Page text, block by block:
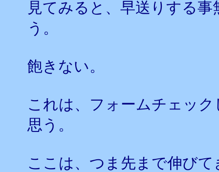
見てみると、早送りする
う。
飽きない。
これは、フォームチェッ
思う。
ここは、つま先まで伸び